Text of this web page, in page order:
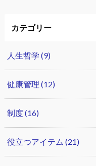
カテゴリー
人生哲学 (9)
健康管理 (12)
制度(16)
役立つアイテム (21)